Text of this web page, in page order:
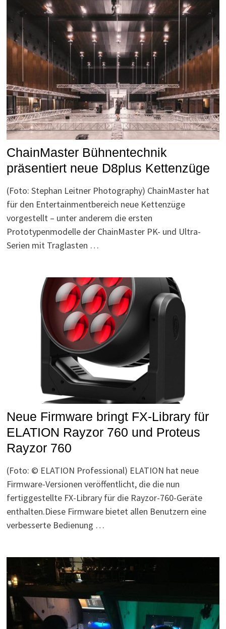
ChainMaster Bühnentechnik
präsentiert neue D8plus Kettenzüge
(Foto: Stephan Leitner Photography) ChainMaster hat
für den Entertainmentbereich neue Kettenzüge
vorgestellt – unter anderem die ersten
Prototypenmodelle der ChainMaster PK- und Ultra-
Serien mit Traglasten …
Neue Firmware bringt FX-Library für
ELATION Rayzor 760 und Proteus
Rayzor 760
(Foto: © ELATION Professional) ELATION hat neue
Firmware-Versionen veröffentlicht, die die nun
fertiggestellte FX-Library für die Rayzor-760-Geräte
enthalten.Diese Firmware bietet allen Benutzern eine
verbesserte Bedienung …